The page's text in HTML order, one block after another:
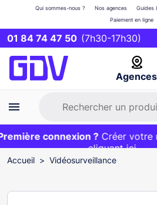
01 84 74 47 50 (7h30-17h30)
Agences
Qui sommes-nous ? Nos agences Guides
Paiement en ligne
Première commande ?20€
et livraison 24/48h gratuite
connexion ?Créer votre
cliquant ici
EXCLU WEB :
Accueil Vidéosurveillance